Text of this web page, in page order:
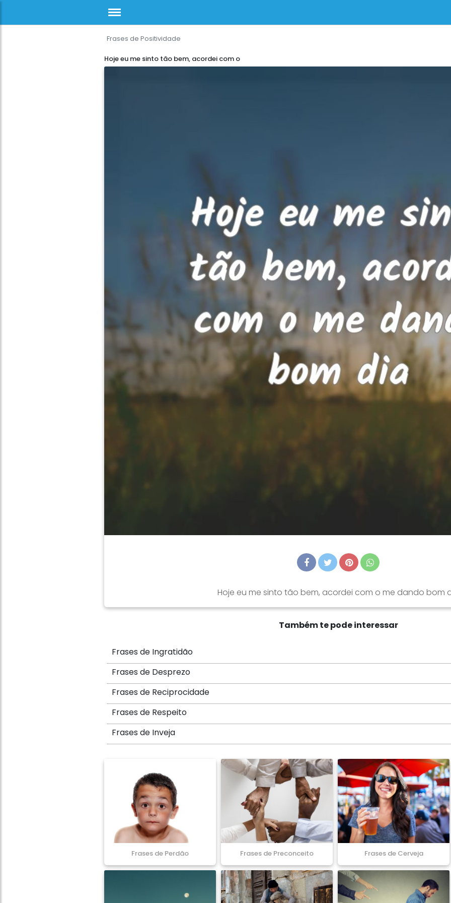
Frases de Positividade
Hoje eu me sinto tão bem, acordei com o
Hoje eu me sinto tão bem, acordei com o me dando bom
Também te pode interessar
Frases de Ingratidão
Frases de Desprezo
Frases de Reciprocidade
Frases de Respeito
Frases de Inveja
Frases de Perdão Frases de Preconceito Frases de Cerveja